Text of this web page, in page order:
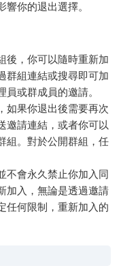
你的退出選擇。
後，你可以隨時重新加
群組連結或搜尋即可加
員或群成員的邀請。
如果你退出後需要再次
邀請連結，或者你可以
組。對於公開群組，任
不會永久禁止你加入同
加入，無論是透過邀請
任何限制，重新加入的